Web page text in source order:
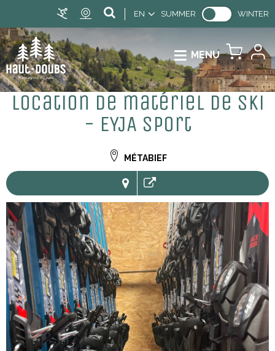
EN SUMMER WINTER
MENU
Location de matériel de ski
- EYJA Sport
MÉTABIEF